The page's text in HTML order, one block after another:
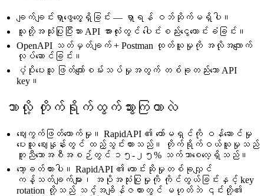
ချက်ချင်းရှာဖွေတွေ့ရှိခြင်း — ရှာရန် ဝဘ်ဆိုက်မရှိပါ။
သူတို့အသုံးပြုပြီးသား API အားလုံးတွင် ပေါင်းစည်းငွေတောင်းခံခြင်း။
OpenAPI သတ်မှတ်ချက် + Postman ထုတ်ယူမှုကို အလိုအလျောက်
လုပ်ဆောင်ခြင်း။
ပံ့ပိုးပေးသူ ဖြတ်ကျော်စမ်းသပ်မှုအတွက် တစ်ခုတည်းသော API
key။
ဘာလို့ တိုက်ရိုက်ထွက်သွားကြတာလဲ
ဈေးကွက်ဖြတ်တောက်မှု။ RapidAPI ၏ ကော်မရှင်ကို ဝန်ဆောင်မှု
ပေးသူ ဈေးနှုန်းတွင် ထည့်သွင်းထားသည်။ တိုက်ရိုက်ဝယ်ယူမှုသည်
တူညီသောအစီအစဉ်တွင် ၁၅-၂၅% သက်သာစေလေ့ရှိသည်။
သော့ခတ်ထားပါ။ RapidAPI ၏ တောင်းဆိုမှုတစ်ခုလျှင်
ကန့်သတ်ချက်များ၊ အပိုအသုံးပြုမှုကို ကိုင်တွယ်ခြင်းနှင့် key
rotation တို့သည် သင့်အချိန်ဇယားတွင် မဟုတ်ဘဲ ၎င်းတို့၏